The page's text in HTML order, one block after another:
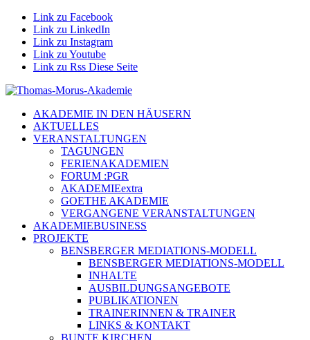
Link zu Facebook
Link zu LinkedIn
Link zu Instagram
Link zu Youtube
Link zu Rss Diese Seite
AKADEMIE IN DEN HÄUSERN
AKTUELLES
VERANSTALTUNGEN
TAGUNGEN
FERIENAKADEMIEN
FORUM :PGR
AKADEMIEextra
GOETHE AKADEMIE
VERGANGENE VERANSTALTUNGEN
AKADEMIEBUSINESS
PROJEKTE
BENSBERGER MEDIATIONS-MODELL
BENSBERGER MEDIATIONS-MODELL
INHALTE
AUSBILDUNGSANGEBOTE
PUBLIKATIONEN
TRAINERINNEN & TRAINER
LINKS & KONTAKT
BUNTE KIRCHEN